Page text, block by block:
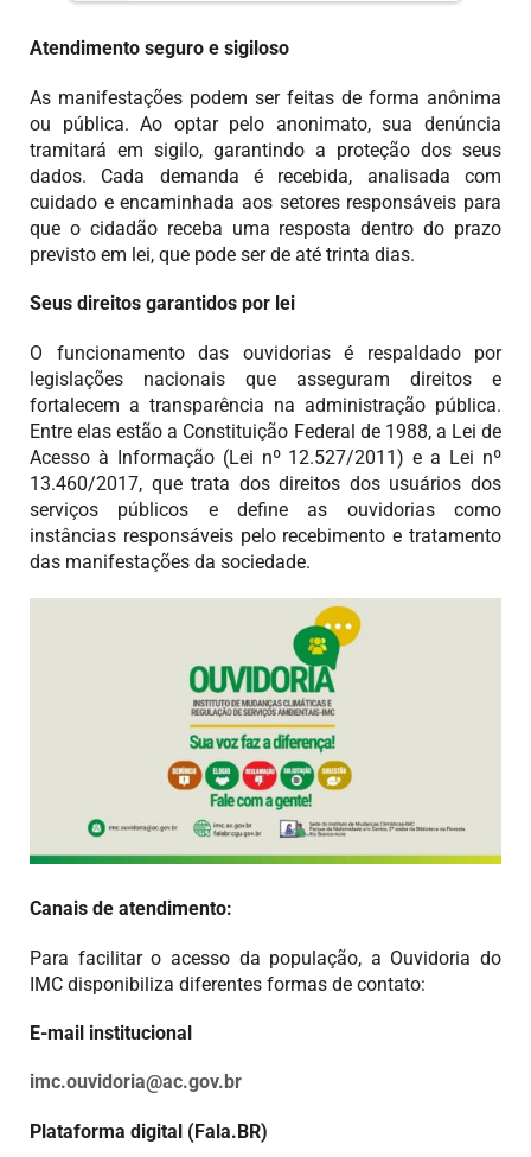
Atendimento seguro e sigiloso
As manifestações podem ser feitas de forma anônima
ou pública. Ao optar pelo anonimato, sua denúncia
tramitará em sigilo, garantindo a proteção dos seus
dados. Cada demanda é recebida, analisada com
cuidado e encaminhada aos setores responsáveis para
que o cidadão receba uma resposta dentro do prazo
previsto em lei, que pode ser de até trinta dias.
Seus direitos garantidos por lei
O funcionamento das ouvidorias é respaldado por
legislações nacionais que asseguram direitos e
fortalecem a transparência na administração pública.
Entre elas estão a Constituição Federal de 1988, a Lei de
Acesso à Informação (Lei nº 12.527/2011) e a Lei nº
13.460/2017, que trata dos direitos dos usuários dos
serviços públicos e define as ouvidorias como
instâncias responsáveis pelo recebimento e tratamento
das manifestações da sociedade.
Canais de atendimento:
Para facilitar o acesso da população, a Ouvidoria do
IMC disponibiliza diferentes formas de contato:
E-mail institucional
imc.ouvidoria@ac.gov.br
Plataforma digital (Fala.BR)